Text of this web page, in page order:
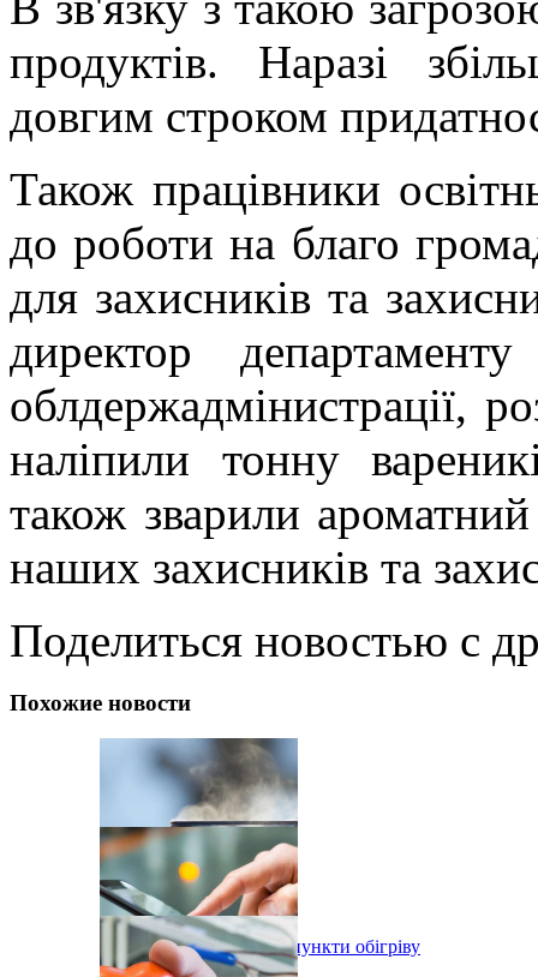
продуктів. Наразі
довгим строком
Також працівники
до роботи на благо
для захисників та
директор
облдержадмінистрації,
наліпили тонну
також зварили
наших захисників та
Поделиться новостью с
Похожие новости
В Одесі організовують пункти обігріву